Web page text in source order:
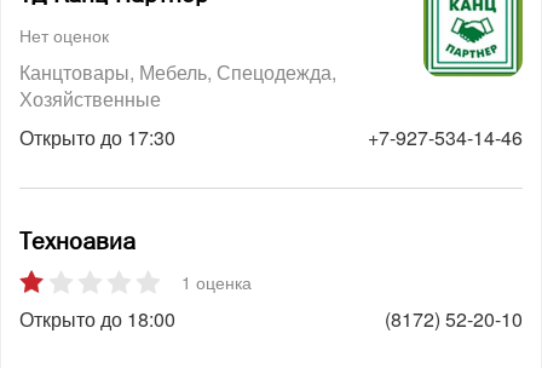
Нет оценок
Канцтовары Мебель Спецодежда
Хозяйственные
Открыто до 17:30
+7-927-534-14-46
Техноавиа
1 оценка
Открыто до 18:00 (8172) 52-20-10